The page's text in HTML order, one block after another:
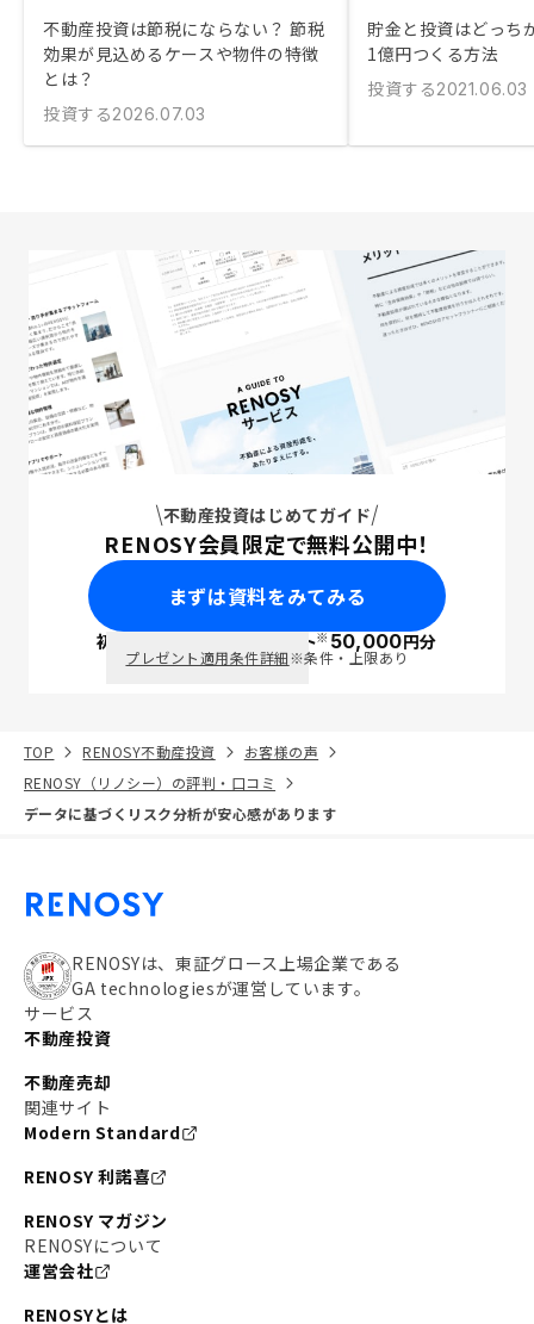
不動産投資は節税にならない？ 節税
効果が見込めるケースや物件の特徴
とは？
投資する2026.07.03
貯金と投資はどっち
1億円つくる方法
投資する2021.06.03
不動産投資はじめてガイド
RENOSY会員限定で無料公開中！
まずは資料をみてみる
初回面談で ポイント※50,000円分
プレゼント適用条件詳細※条件・上限あり
TOP RENOSY不動産投資
お客様の声
RENOSY（リノシー）の評判・口コミ
データに基づくリスク分析が安心感があります
RENOSYは、東証グロース上場企業である
GA technologiesが運営しています。
サービス
不動産投資
不動産売却
関連サイト
Modern Standard
RENOSY 利諾喜
RENOSY マガジン
RENOSYについて
運営会社
RENOSYとは